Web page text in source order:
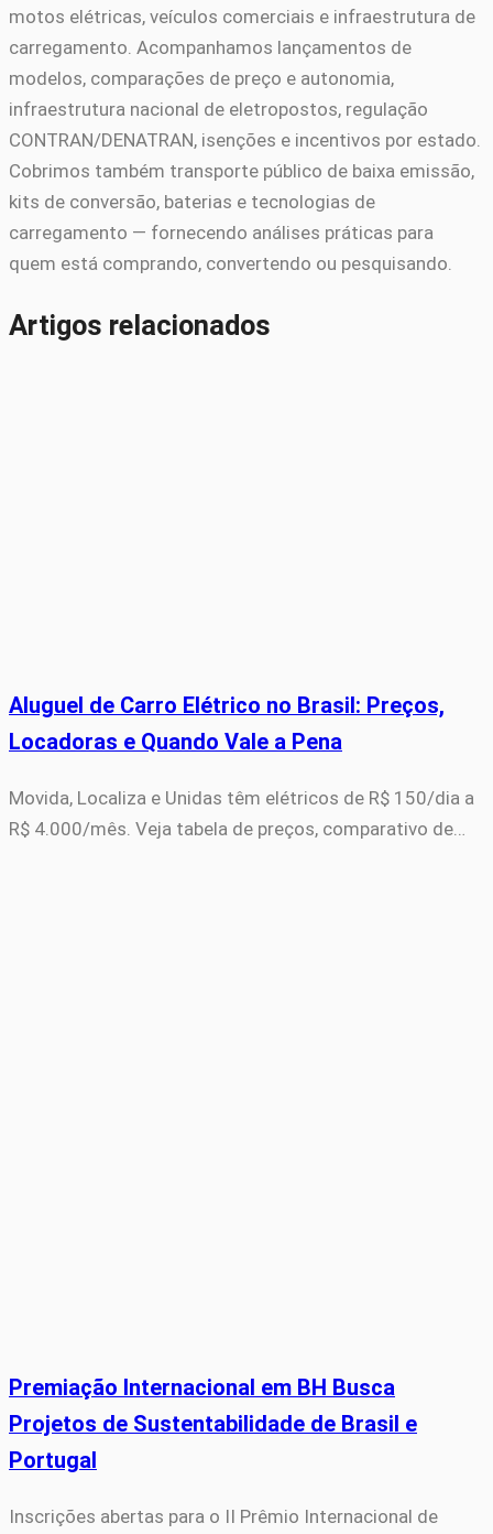
motos elétricas, veículos comerciais e infraestrutura de
carregamento. Acompanhamos lançamentos de
modelos, comparações de preço e autonomia,
infraestrutura nacional de eletropostos, regulação
CONTRAN/DENATRAN, isenções e incentivos por estado.
Cobrimos também transporte público de baixa emissão,
kits de conversão, baterias e tecnologias de
carregamento — fornecendo análises práticas para
quem está comprando, convertendo ou pesquisando.
Artigos relacionados
Aluguel de Carro Elétrico no Brasil: Preços,
Locadoras e Quando Vale a Pena
Movida, Localiza e Unidas têm elétricos de R$ 150/dia a
R$ 4.000/mês. Veja tabela de preços, comparativo de…
Premiação Internacional em BH Busca
Projetos de Sustentabilidade de Brasil e
Portugal
Inscrições abertas para o II Prêmio Internacional de